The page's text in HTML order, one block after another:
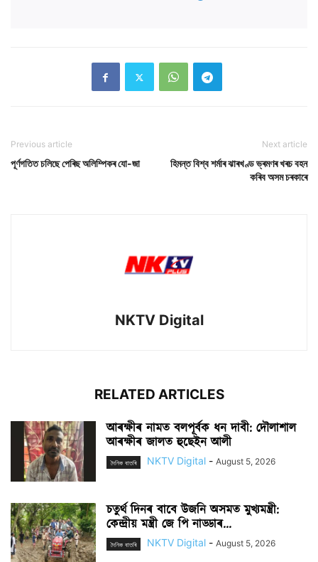
Previous article
পূৰ্ণগতিত চলিছে পেৰিছ অলিম্পিকৰ যো-জা
Next article
হিমন্ত বিশ্ব শৰ্মাৰ ঝাৰখণ্ড ভ্ৰমণৰ খৰচ বহন
কৰিব অসম চৰকাৰে
NKTV Digital
RELATED ARTICLES
আৰক্ষীৰ নামত বলপূৰ্বক ধন দাবী: দৌলাশাল
আৰক্ষীৰ জালত হুছেইন আলী
দৈনিক বাতৰি NKTV Digital - August 5, 2026
চতুৰ্থ দিনৰ বাবে উজনি অসমত মুখ্যমন্ত্ৰী:
কেন্দ্ৰীয় মন্ত্ৰী জে পি নাড্ডাৰ...
দৈনিক বাতৰি NKTV Digital - August 5, 2026